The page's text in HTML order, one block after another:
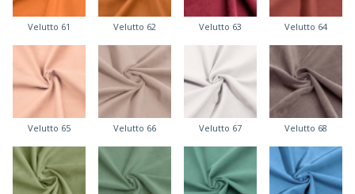
Velutto 61 Velutto 62 Velutto 63 Velutto 64
Velutto 65 Velutto 66 Velutto 67 Velutto 68